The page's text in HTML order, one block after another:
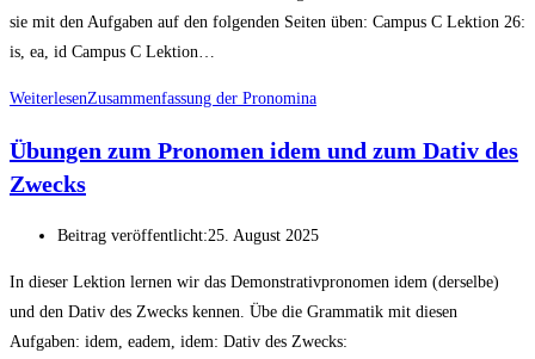
sie mit den Aufgaben auf den folgenden Seiten üben: Campus C Lektion 26:
is, ea, id Campus C Lektion…
WeiterlesenZusammenfassung der Pronomina
Übungen zum Pronomen idem und zum Dativ des
Zwecks
Beitrag veröffentlicht:25. August 2025
In dieser Lektion lernen wir das Demonstrativpronomen idem (derselbe)
und den Dativ des Zwecks kennen. Übe die Grammatik mit diesen
Aufgaben: idem, eadem, idem: Dativ des Zwecks: